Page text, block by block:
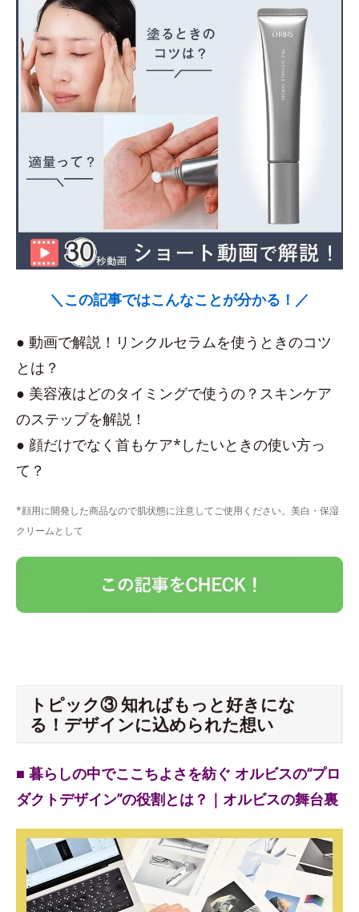
＼この記事ではこんなことが分かる！／
● 動画で解説！リンクルセラムを使うときのコツ
とは？
● 美容液はどのタイミングで使うの？スキンケア
のステップを解説！
● 顔だけでなく首もケア*したいときの使い方っ
て？
*顔用に開発した商品なので肌状態に注意してご使用ください。美白・保湿
クリームとして
トピック③ 知ればもっと好きにな
る！デザインに込められた想い
■ 暮らしの中でここちよさを紡ぐ オルビスの“プロ
ダクトデザイン”の役割とは？｜オルビスの舞台裏